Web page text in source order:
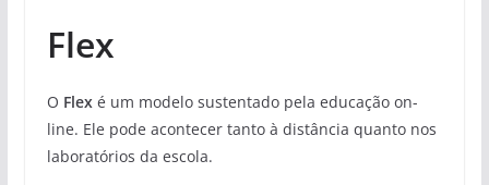
Flex
O Flexé um modelo sustentado pela educação on-
line. Ele pode acontecer tanto à distância quanto nos
laboratórios da escola.